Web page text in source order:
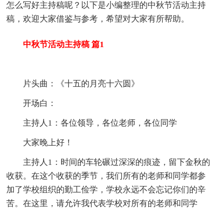
怎么写好主持稿呢？以下是小编整理的中秋节活动主持
稿，欢迎大家借鉴与参考，希望对大家有所帮助。
中秋节活动主持稿 篇1
片头曲：《十五的月亮十六圆》
开场白：
主持人1：各位领导，各位老师，各位同学
大家晚上好！
主持人1：时间的车轮碾过深深的痕迹，留下金秋的
收获。在这个收获的季节，我们所有的老师和同学都参
加了学校组织的勤工俭学，学校永远不会忘记你们的辛
苦。在这里，请允许我代表学校对所有的老师和同学